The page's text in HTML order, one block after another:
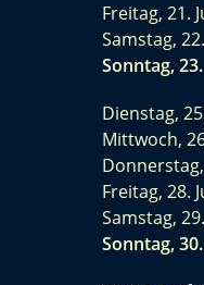
Freitag, 21.
Samstag,
Sonntag,
Dienstag,
Mittwoch,
Freitag, 28.
Samstag,
Sonntag,